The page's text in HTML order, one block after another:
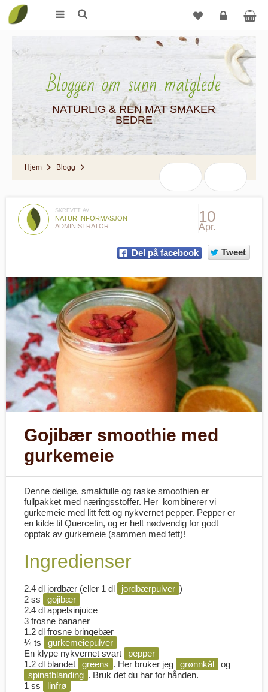
Logg
Bloggen om sunn matglede
NATURLIG & REN MAT SMAKER
BEDRE
Hjem Blogg
SKREVET AV
NATUR INFORMASJON
ADMINISTRATOR
10
Apr.
Del på facebook Tweet
Gojibær smoothie med
gurkemeie
Denne deilige, smakfulle og raske smoothien er
fullpakket med næringsstoffer. Her kombinerer vi
gurkemeie med litt fett og nykvernet pepper. Pepper er
en kilde til Quercetin, og er helt nødvendig for godt
opptak av gurkemeie (sammen med fett)!
Ingredienser
2.4 dl jordbær (eller 1 dl jordbærpulver )
2 ss
gojibær
2.4 dl appelsinjuice
3 frosne bananer
1.2 dl frosne bringebær
¼ ts
gurkemeiepulver
En klype nykvernet svart
pepper
1.2 dl blandet
greens . Her bruker jeg grønnkål
og
spinatblanding . Bruk det du har for hånden.
1 ss
linfrø